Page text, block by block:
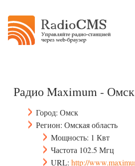
Радио Maximum - Омск
Город: Омск
Регион: Омская область
Мощность: 1 Квт
Частота 102.5 Мгц
URL: http://